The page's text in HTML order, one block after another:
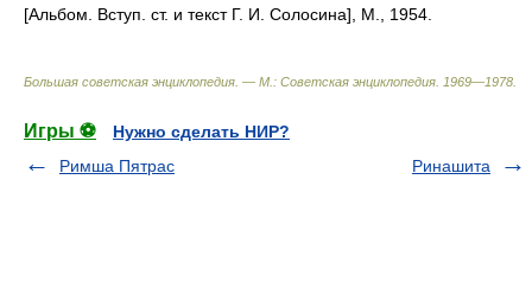
[Альбом. Вступ. ст. и текст Г. И. Солосина], М., 1954.
Большая советская энциклопедия. — М.: Советская энциклопедия 1969—1978
Игры ⚽
Нужно сделать НИР?
Римша Пятрас
Ринашита